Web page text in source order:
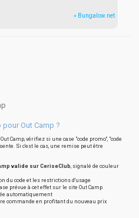
» Bungalow.net
Out Camp ?
Camp, vérifiez si une case "code promo", "code
Si c'est le cas, une remise peut être
valide sur CeriseClub, signalé de couleur
du code et les restrictions d'usage
prévue à cet effet sur le site Out Camp
automatiquement
commande en profitant du nouveau prix